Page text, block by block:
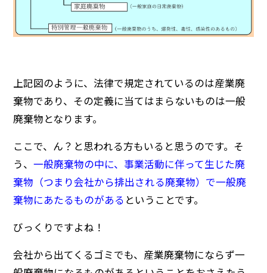
上記図のように、法律で規定されているのは産業廃
棄物であり、その定義に当てはまらないものは一般
廃棄物となります。
ここで、ん？と思われる方もいると思うのです。そ
う、一般廃棄物の中に、事業活動に伴って生じた廃
棄物（つまり会社から排出される廃棄物）で一般廃
棄物にあたるものがある ということです。
びっくりですよね！
会社から出てくるゴミでも、産業廃棄物にならず一